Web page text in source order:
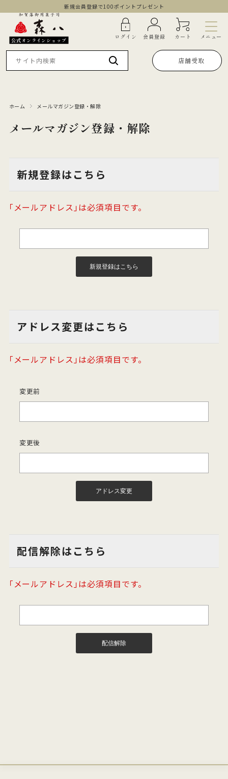
新規会員登録で100ポイントプレゼント
公式オンラインショップ ログイン 会員登録 カート メニュー
店舗受取
ホーム メールマガジン登録・解除
メールマガジン登録・解除
新規登録はこちら
｢メールアドレス｣は必須項目です。
アドレス変更はこちら
｢メールアドレス｣は必須項目です。
変更前
変更後
配信解除はこちら
｢メールアドレス｣は必須項目です。